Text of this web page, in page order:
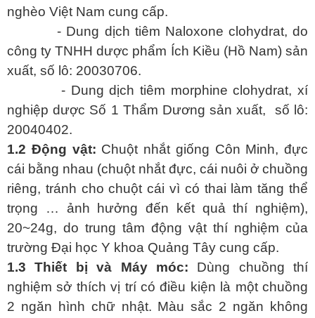
nghèo Việt Nam cung cấp.
- Dung dịch tiêm Naloxone clohydrat, do
công ty TNHH dược phẩm Ích Kiều (Hồ Nam) sản
xuất, số lô: 20030706.
- Dung dịch tiêm morphine clohydrat, xí
nghiệp dược Số 1 Thẩm Dương sản xuất, số lô:
20040402.
1.2 Động vật: Chuột nhắt giống Côn Minh, đực
cái bằng nhau (chuột nhắt đực, cái nuôi ở chuồng
riêng, tránh cho chuột cái vì có thai làm tăng thể
trọng … ảnh hưởng đến kết quả thí nghiệm),
20~24g, do trung tâm động vật thí nghiệm của
trường Đại học Y khoa Quảng Tây cung cấp.
1.3 Thiết bị và Máy móc: Dùng
chuồng thí
nghiệm sở thích vị trí có điều kiện là một chuồng
2 ngăn hình chữ nhật. Màu sắc 2 ngăn không